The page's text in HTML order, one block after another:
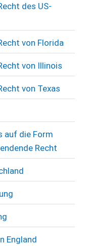
des US-
von Florida
von Illinois
von Texas
auf die Form
Recht
England